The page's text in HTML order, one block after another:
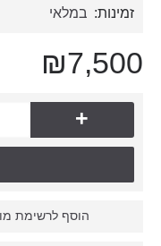
זמינות: במלאי
₪7,500
+
הוסף לרשימת